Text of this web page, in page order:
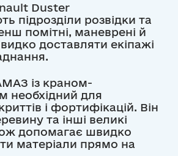
Duster
підрозділи розвідки та
помітні, маневрені й
доставляти екіпажі
із краном-
необхідний для
і фортифікацій. Він
та інші великі
допомагає швидко
матеріали прямо на